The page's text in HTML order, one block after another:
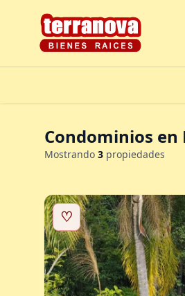
Condominios en
Mostrando 3 propiedades
♡